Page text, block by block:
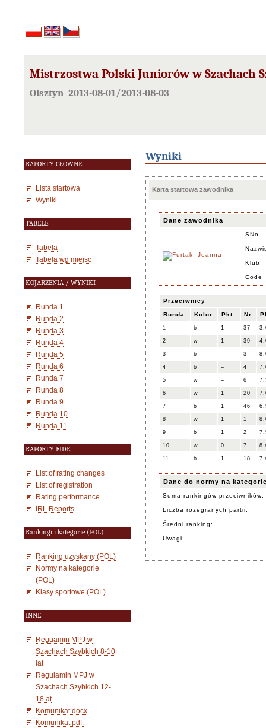
Mistrzostwa Polski Juniorów w Szachach
Olsztyn 2013-08-01/2013-08-03
RAPORTY GŁÓWNE
Lista startowa
Wyniki
TABELE
Tabela
Tabela wg miejsc
KOJARZENIA / WYNIKI
Runda 1
Runda 2
Runda 3
Runda 4
Runda 5
Runda 6
Runda 7
Runda 8
Runda 9
Runda 10
Runda 11
RAPORTY FIDE
List of rating changes
List of registration
Rating performance
IRL Reports
Rankingi i kategorie (POL)
Ranking uzyskany (POL)
Normy na kategorie
(POL)
Klasy sportowe (POL)
INNE
Reguamin MPJ w
Szachach Szybkich 8-10
lat
Regulamin MPJ w
Szachach Szybkich 12-
18 at
Komunikat docx
Komunikat pdf.
Wyniki
Karta startowa zawodnika
Dane zawodnika
SNo
Klub
Code
Przeciwnicy
Runda Kolor Pkt. Nr
1 b 1 37
2 w 1 39
3 b = 3
4 b = 4
5 w = 6
6 w 1 20
7 b 1 46
8 w 1 1
9 b 1 2
10 w 0 7
11 b 1 18
Dane do normy na
Suma rankingów przeciwników:
Liczba rozegranych partii:
Średni ranking:
Uwagi: